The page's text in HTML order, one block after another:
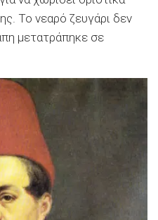
Το νεαρό ζευγάρι δεν
μετατράπηκε σε